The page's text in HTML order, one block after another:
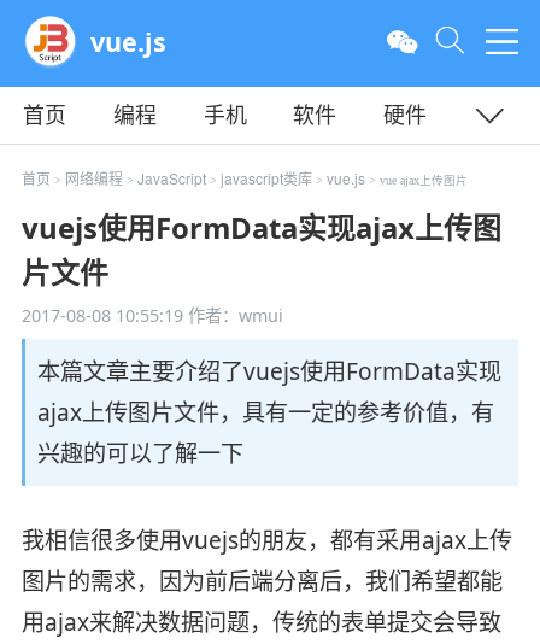
vue.js
首页 编程 手机 软件
硬件
教程
平面 服务器
首页 > 网络编程 > JavaScript> javascript类库> vue.js> vue ajax上传图片
vuejs使用FormData实现ajax上传图
片文件
2017-08-08 10:55:19作者：wmui
本篇文章主要介绍了vuejs使用FormData实现
ajax上传图片文件，具有一定的参考价值，有
兴趣的可以了解一下
我相信很多使用vuejs的朋友，都有采用ajax上传
图片的需求，因为前后端分离后，我们希望都能
用ajax来解决数据问题，传统的表单提交会导致